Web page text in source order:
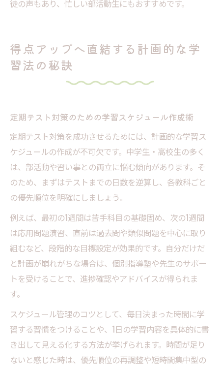
徒の声もあり、忙しい部活動生にもおすすめです。
得点アップへ直結する計画的な学
習法の秘訣
定期テスト対策のための学習スケジュール作成術
定期テスト対策を成功させるためには、計画的な学習ス
ケジュールの作成が不可欠です。中学生・高校生の多く
は、部活動や習い事との両立に悩む傾向があります。そ
のため、まずはテストまでの日数を逆算し、各教科ごと
の優先順位を明確にしましょう。
例えば、最初の1週間は苦手科目の基礎固め、次の1週間
は応用問題演習、直前は過去問や類似問題を中心に取り
組むなど、段階的な目標設定が効果的です。自分だけだ
と計画が崩れがちな場合は、個別指導塾や先生のサポー
トを受けることで、進捗確認やアドバイスが得られま
す。
スケジュール管理のコツとして、毎日決まった時間に学
習する習慣をつけることや、1日の学習内容を具体的に書
き出して見える化する方法が挙げられます。時間が足り
ないと感じた時は、優先順位の再調整や短時間集中型の